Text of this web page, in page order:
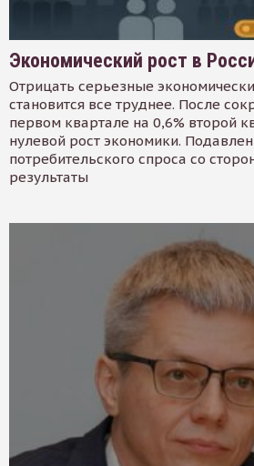
Экономический рост в
Отрицать серьезные
становится все труднее. После
первом квартале на 0,6% второй
нулевой рост экономики.
потребительского спроса со
результаты